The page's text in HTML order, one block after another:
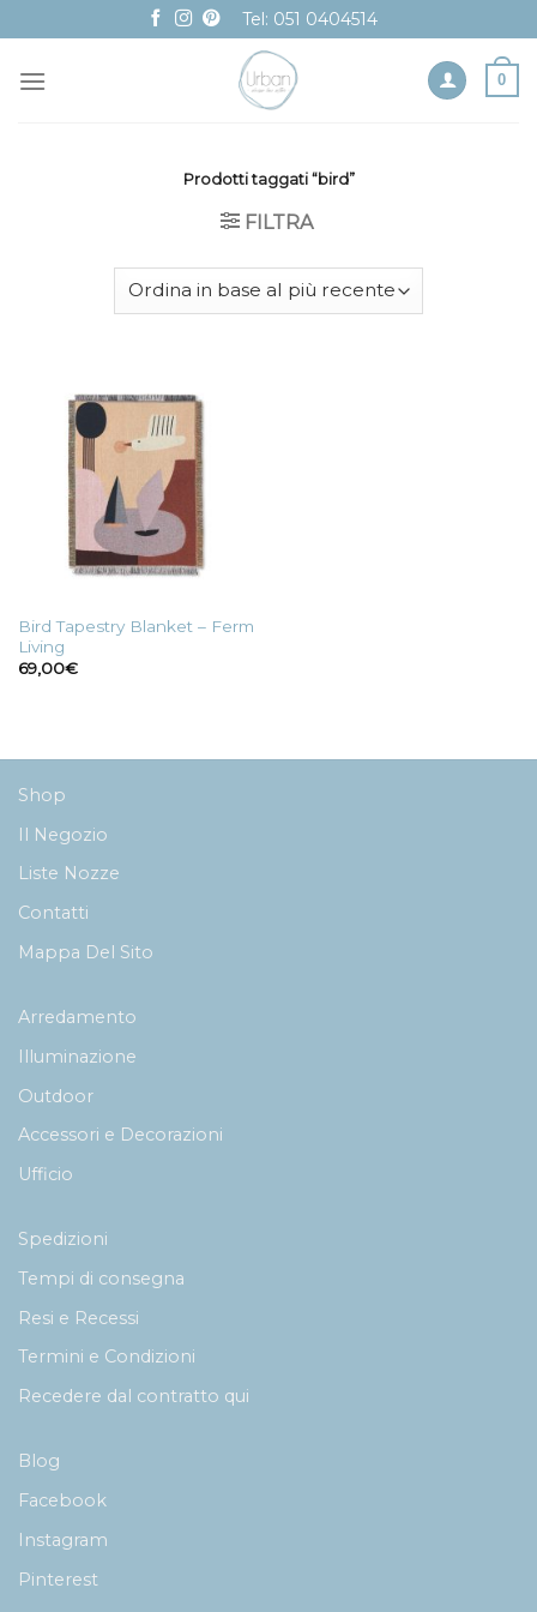
to
content
Tel: 051 0404514
0
Prodotti taggati “bird”
FILTRA
Bird Tapestry Blanket – Ferm
Living
69,00€
Shop
Il Negozio
Liste Nozze
Contatti
Mappa Del Sito
Arredamento
Illuminazione
Outdoor
Accessori e Decorazioni
Ufficio
Spedizioni
Tempi di consegna
Resi e Recessi
Termini e Condizioni
Recedere dal contratto qui
Blog
Facebook
Instagram
Pinterest